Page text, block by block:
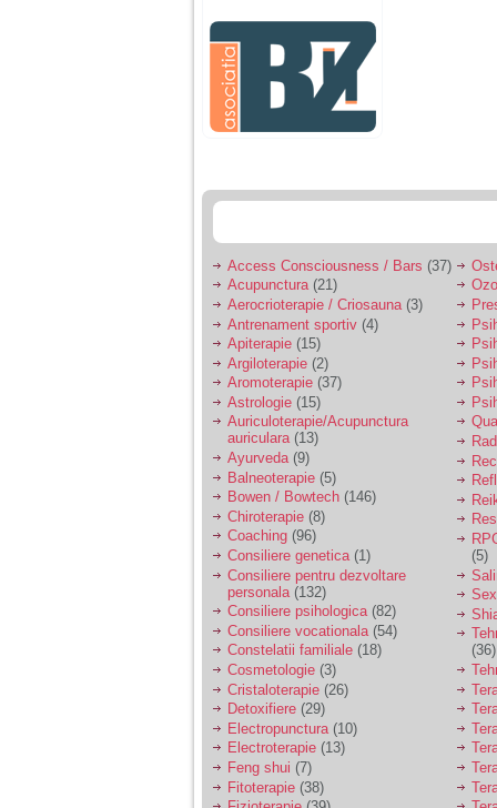
agresiva, orice
greseala era taxata cu
o palma sau pedepse.
De 4 ani am o relatie
serioasa cu un barbat
sa se manifeste o
Ma aflu aici pentru ca
vreau sa stiu daca am
nevoie de un psiholog
sau psihiatru.
Sunt casatorita, am
31 de ani si un copil in
varsta de 2 ani care
mi-e lumina ochilor.
De ceva timp simt ca
mi s-a adunat
oboseala, o oboseala
cronica de care nu pot
scapa si simt ca din
cauza ei nu pot
controla nervii si
cateodata are copilul
de suferit.
Am o bariera peste
care nu pot trece:
prietena mea a ramas
insarcinata cu o fata.
Am fost de comun
acord sa facem un
copil, cu gandul ca e
baiat.
Access Consciousness / Bars (37)
Acupunctura(21)
Aerocrioterapie / Criosauna (3)
Antrenament sportiv (4)
Apiterapie (15)
Argiloterapie (2)
Aromoterapie (37)
Astrologie (15)
Auriculoterapie/Acupunctura
auriculara(13)
Ayurveda(9)
Balneoterapie (5)
Bowen / Bowtech (146)
Chiroterapie (8)
Coaching (96)
Consiliere genetica(1)
Consiliere pentru dezvoltare
personala (132)
Consiliere psihologica(82)
Consiliere vocationala (54)
Constelatii familiale (18)
Cosmetologie (3)
Cristaloterapie (26)
Detoxifiere (29)
Electropunctura (10)
Electroterapie (13)
Feng shui (7)
Fitoterapie (38)
(5)
(36)